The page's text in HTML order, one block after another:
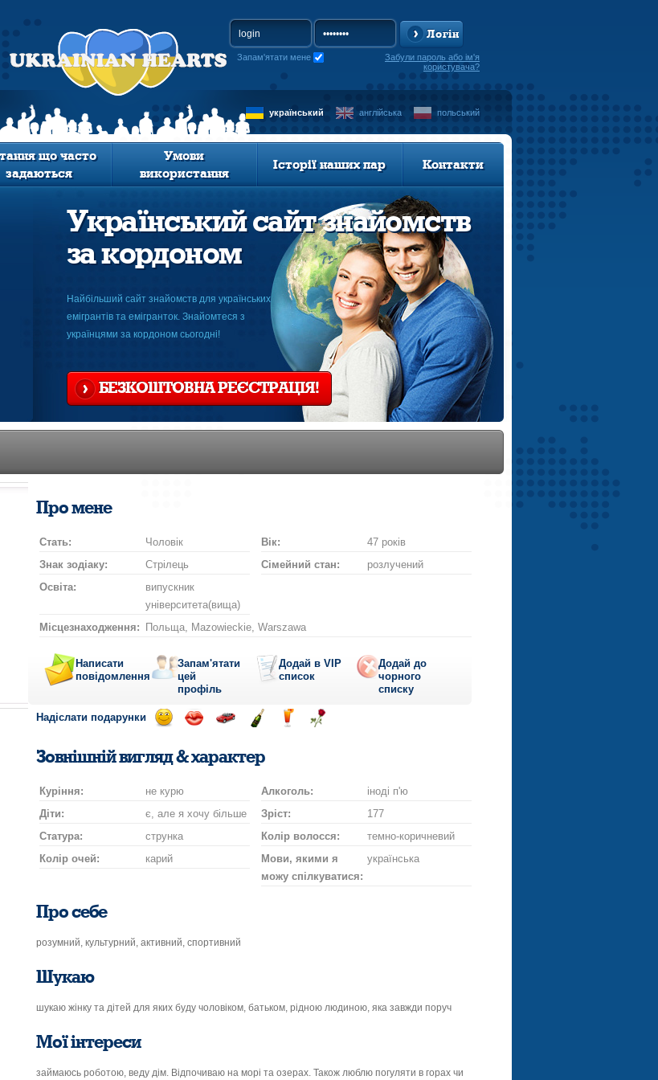
Логін
Запам'ятати мене
Забули пароль або ім'я
користувача?
український англійська польський
що часто
задаються
Умови
використання
Історії наших пар Контакти
Український сайт знайомств
за кордоном
Найбільший сайт знайомств для українських
емігрантів та емігранток. Знайомтеся з
українцями за кордоном сьогодні!
БЕЗКОШТОВНА РЕЄСТРАЦІЯ!
Про мене
Стать: Чоловік Вік:
47 років
Знак зодіаку:
Стрілець Сімейний стан:
розлучений
Освіта:
випускник
університета(вища)
Місцезнаходження:
Польща, Mazowieckie, Warszawa
Написати
повідомлення
Запам'ятати
цей
профіль
Додай в VIP
список
Додай до
чорного
списку
Надіслати подарунки
посмішку
автомобілі
Зовнішній вигляд & характер
Куріння: не курю Алкоголь:
іноді п'ю
Діти:
є, але я хочу більше Зріст:
177
Статура:
струнка Колір волосся:
темно-коричневий
Колір очей:
карий
Мови, якими я
можу спілкуватися:
українська
Про себе
розумний, культурний, активний, спортивний
Шукаю
шукаю жінку та дітей для яких буду чоловіком, батьком, рідною людиною, яка завжди поруч
Мої інтереси
займаюсь роботою, веду дім. Відпочиваю на морі та озерах. Також люблю погуляти в горах чи